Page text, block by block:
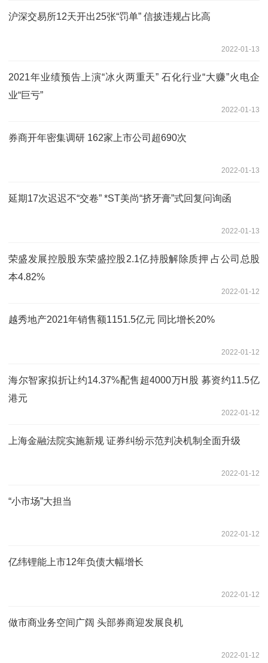
沪深交易所12天开出25张“罚单” 信披违规占比高
2022-01-13
2021年业绩预告上演“冰火两重天” 石化行业“大赚”火电企
业“巨亏”
2022-01-13
券商开年密集调研 162家上市公司超690次
2022-01-13
延期17次迟迟不“交卷” *ST美尚“挤牙膏”式回复问询函
2022-01-13
荣盛发展控股股东荣盛控股2.1亿持股解除质押 占公司总股
本4.82%
2022-01-12
越秀地产2021年销售额1151.5亿元 同比增长20%
2022-01-12
海尔智家拟折让约14.37%配售超4000万H股 募资约11.5亿
港元
2022-01-12
上海金融法院实施新规 证券纠纷示范判决机制全面升级
2022-01-12
“小市场”大担当
2022-01-12
亿纬锂能上市12年负债大幅增长
2022-01-12
做市商业务空间广阔 头部券商迎发展良机
2022-01-12